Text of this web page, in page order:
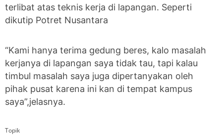
terlibat atas teknis kerja di lapangan. Seperti
dikutip Potret Nusantara
“Kami hanya terima gedung beres, kalo masalah
kerjanya di lapangan saya tidak tau, tapi kalau
timbul masalah saya juga dipertanyakan oleh
pihak pusat karena ini kan di tempat kampus
saya”,jelasnya.
Topik